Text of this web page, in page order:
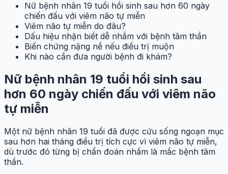
Nữ bệnh nhân 19 tuổi hồi sinh sau hơn 60 ngày
chiến đấu với viêm não tự miễn
Viêm não tự miễn do đâu?
Dấu hiệu nhận biết dễ nhầm với bệnh tâm thần
Biến chứng nặng nề nếu điều trị muộn
Khi nào cần đưa người bệnh đi khám?
Nữ bệnh nhân 19 tuổi hồi sinh sau
hơn 60 ngày chiến đấu với viêm não
tự miễn
Một nữ bệnh nhân 19 tuổi đã được cứu sống ngoạn mục
sau hơn hai tháng điều trị tích cực vì viêm não tự miễn,
dù trước đó từng bị chẩn đoán nhầm là mắc bệnh tâm
thần.